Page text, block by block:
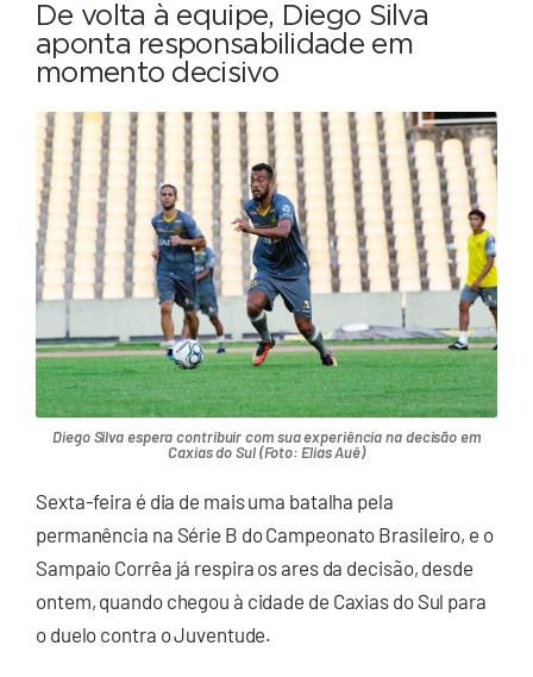
De volta à equipe, Diego Silva
aponta responsabilidade em
momento decisivo
Diego Silva espera contribuir com sua experiência na decisão em
Caxias do Sul (Foto: Elias Auê)
Sexta-feira é dia de mais uma batalha pela
permanência na Série B do Campeonato Brasileiro, e o
Sampaio Corrêa já respira os ares da decisão, desde
ontem, quando chegou à cidade de Caxias do Sul para
o duelo contra o Juventude.